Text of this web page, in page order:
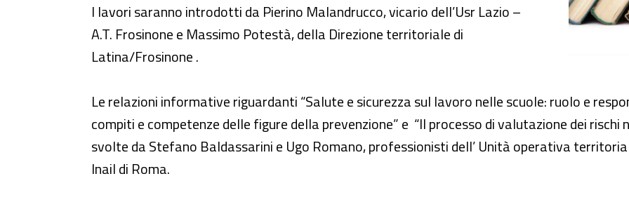
I lavori saranno introdotti da Pierino Malandrucco, vicario dell’Usr Lazio –
A.T. Frosinone e Massimo Potestà, della Direzione territoriale di
Latina/Frosinone .
Le relazioni informative riguardanti “Salute e sicurezza sul lavoro nelle scuole: ruolo e
compiti e competenze delle figure della prevenzione” e “Il processo di valutazione dei rischi
svolte da Stefano Baldassarini e Ugo Romano, professionisti dell’ Unità operativa
Inail di Roma.